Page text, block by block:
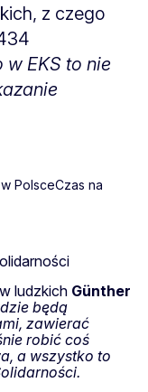
z czego
EKS to nie
PolsceCzas na
ludzkich Günther
będą
zawierać
robić coś
a wszystko to